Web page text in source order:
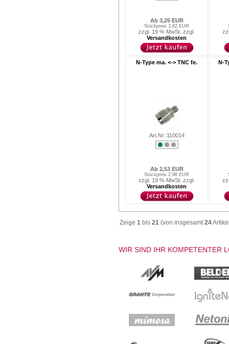
Ab 3,25 EUR
Stückpreis 3,82 EUR
zzgl. 19 % MwSt. zzgl.
Versandkosten
N-Type ma. <-> TNC fe.
Art.Nr.:110014
Ab 2,53 EUR
Stückpreis 2,98 EUR
zzgl. 19 % MwSt. zzgl.
Versandkosten
N-
Zeige 1 bis 21 (von insgesamt24
WIR SIND IHR KOMPETENTER